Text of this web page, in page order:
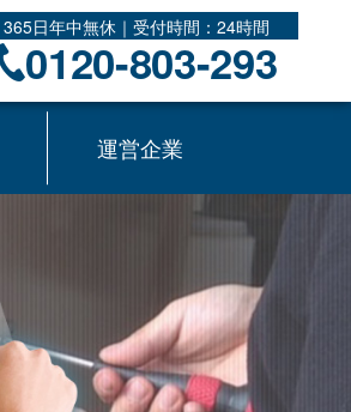
365日年中無休｜受付時間：24時間
0120-803-293
運営企業